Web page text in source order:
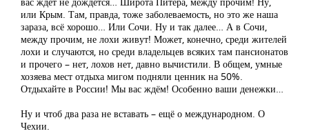
или Крым. Там, правда, тоже заболеваемость, но это же наша
зараза, всё хорошо… Или Сочи. Ну и так далее… А в Сочи,
между прочим, не лохи живут! Может, конечно, среди жителей
лохи и случаются, но среди владельцев всяких там пансионатов
и прочего – нет, лохов нет, давно вычистили. В общем, умные
хозяева мест отдыха мигом подняли ценник на 50%.
Отдыхайте в России! Мы вас ждём! Особенно ваши денежки…
Ну и чтоб два раза не вставать – ещё о международном. О
Чехии.